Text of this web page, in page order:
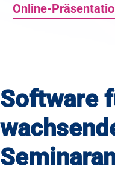
Online-
Software